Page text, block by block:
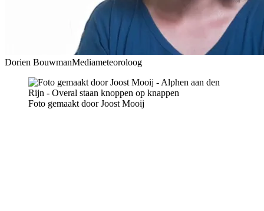
Dorien BouwmanMediameteoroloog
Foto gemaakt door Joost Mooij